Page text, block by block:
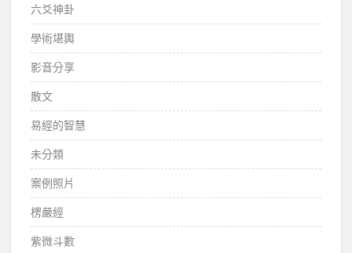
六爻神卦
學術堪輿
影音分享
散文
易經的智慧
未分類
案例照片
楞嚴經
紫微斗數